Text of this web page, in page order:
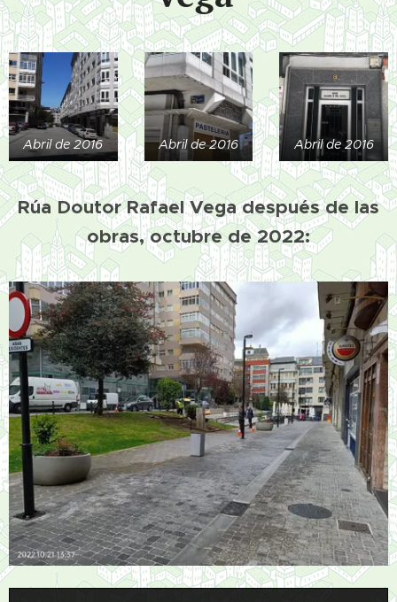
Abril de 2016 Abril de 2016 Abril de 2016
Rúa Doutor Rafael Vega después de las
obras, octubre de 2022: